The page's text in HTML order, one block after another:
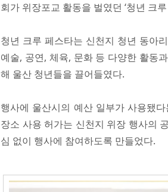
회가 위장포교 활동을 벌였던 ‘청년 크
청년 크루 페스타는 신천지 청년 동아
예술, 공연, 체육, 문화 등 다양한 활동
해 울산 청년들을 끌어들였다.
행사에 울산시의 예산 일부가 사용됐
장소 사용 허가는 신천지 위장 행사의
심 없이 행사에 참여하도록 만들었다.